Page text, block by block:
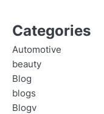
Categories
Automotive
beauty
Blog
blogs
Blogv